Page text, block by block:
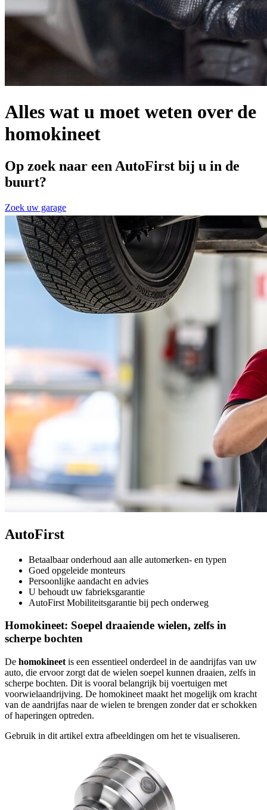
Alles wat u moet weten over de
homokineet
Op zoek naar een AutoFirst bij u in de
buurt?
Zoek uw garage
AutoFirst
Betaalbaar onderhoud aan alle automerken- en typen
Goed opgeleide monteurs
Persoonlijke aandacht en advies
U behoudt uw fabrieksgarantie
AutoFirst Mobiliteitsgarantie bij pech onderweg
Homokineet: Soepel draaiende wielen, zelfs in
scherpe bochten
De homokineet is een essentieel onderdeel in de aandrijfas van uw
auto, die ervoor zorgt dat de wielen soepel kunnen draaien, zelfs in
scherpe bochten. Dit is vooral belangrijk bij voertuigen met
voorwielaandrijving. De homokineet maakt het mogelijk om kracht
van de aandrijfas naar de wielen te brengen zonder dat er schokken
of haperingen optreden.
Gebruik in dit artikel extra afbeeldingen om het te visualiseren.